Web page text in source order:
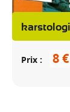
Prix 8 €